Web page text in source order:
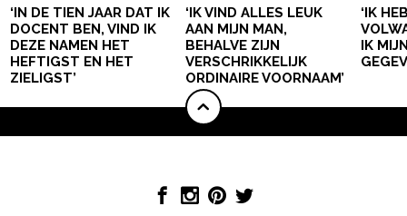
‘IN DE TIEN JAAR DAT IK
DOCENT BEN, VIND IK
DEZE NAMEN HET
HEFTIGST EN HET
ZIELIGST’
‘IK VIND ALLES LEUK
AAN MIJN MAN,
BEHALVE ZIJN
VERSCHRIKKELIJK
ORDINAIRE VOORNAAM’
‘IK
IK